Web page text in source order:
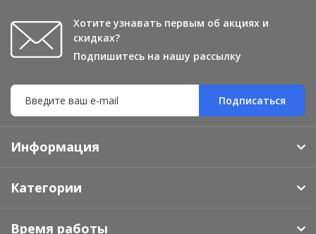
Хотите узнавать первым об акциях и
скидках?
Подпишитесь на нашу рассылку
Подписаться
Информация
Категории
Время работы